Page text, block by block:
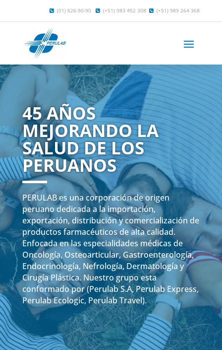
(01) 626-90-90 (+51) 983 452 308 (+51) 989 264 368
45 AÑOS
MEJORANDO LA
SALUD DE LOS
PERUANOS
PERULAB es una corporación de origen
peruano dedicada a la importación,
exportación, distribución y comercialización de
productos farmacéuticos de alta calidad.
Enfocada en las especialidades médicas de
Oncología, Osteoarticular, Gastroenterología,
Endocrinología, Nefrología, Dermatología y
Cirugía Plástica. Nuestro grupo esta
conformado por (Perulab S.A, Perulab Express,
Perulab Ecologic, Perulab Travel).